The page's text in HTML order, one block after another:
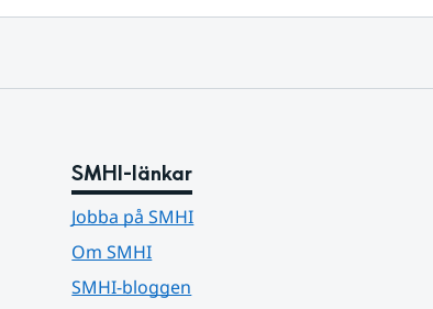
SMHI-länkar
Jobba på SMHI
Om SMHI
SMHI-bloggen